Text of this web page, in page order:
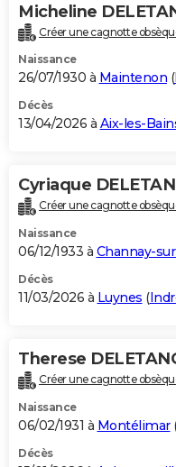
Micheline
Créer une cagnotte
Naissance
26/07/1930 à Maintenon (
Décès
13/04/2026 à Aix-les-
Cyriaque
Créer une cagnotte
Naissance
06/12/1933 à Channay-
Décès
11/03/2026 à Luynes (
Therese
Créer une cagnotte
Naissance
06/02/1931 à Montélimar
Décès